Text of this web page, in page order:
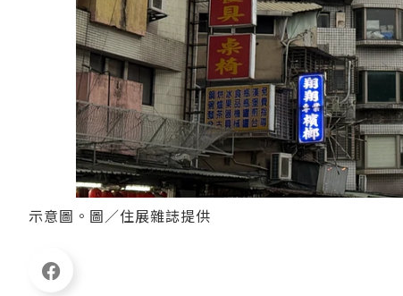
示意圖。圖／住展雜誌提供